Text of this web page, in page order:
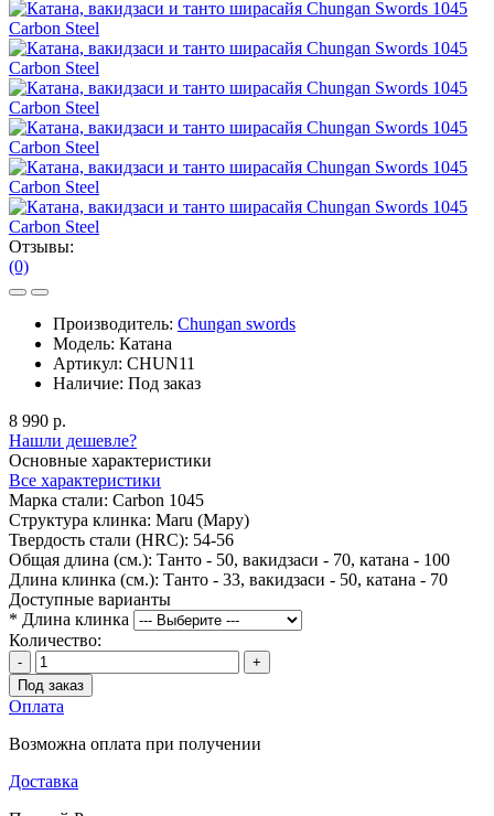
Отзывы:
(0)
Производитель: Chungan swords
Модель: Катана
Артикул: CHUN11
Наличие: Под заказ
8 990 р.
Нашли дешевле?
Основные характеристики
Все характеристики
Марка стали: Carbon 1045
Структура клинка: Maru (Мару)
Твердость стали (HRC): 54-56
Общая длина (см.): Танто - 50, вакидзаси - 70, катана - 100
Длина клинка (см.): Танто - 33, вакидзаси - 50, катана - 70
Доступные варианты
* Длина клинка
Количество:
-
+
Под заказ
Оплата
Возможна оплата при получении
Доставка